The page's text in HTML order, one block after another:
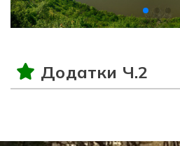
Виноград
Рубрикатор
Додатки Ч.2